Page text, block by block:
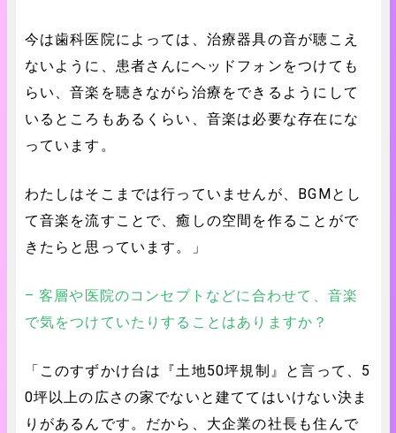
今は歯科医院によっては、治療器具の音が聴こえ
ないように、患者さんにヘッドフォンをつけても
らい、音楽を聴きながら治療をできるようにして
いるところもあるくらい、音楽は必要な存在にな
っています。
わたしはそこまでは行っていませんが、BGMとし
て音楽を流すことで、癒しの空間を作ることがで
きたらと思っています。」
– 客層や医院のコンセプトなどに合わせて、音楽
で気をつけていたりすることはありますか？
「このすずかけ台は『土地50坪規制』と言って、5
0坪以上の広さの家でないと建ててはいけない決ま
りがあるんです。だから、大企業の社長も住んで